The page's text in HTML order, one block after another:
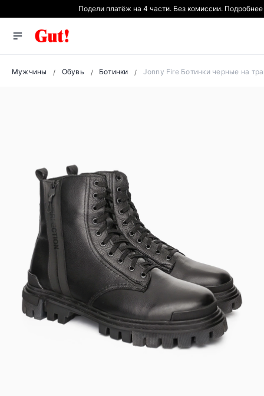
Подели платёж на 4 части. Без комиссии.
Мужчины Обувь Ботинки Jonny Fire Ботинки черные на